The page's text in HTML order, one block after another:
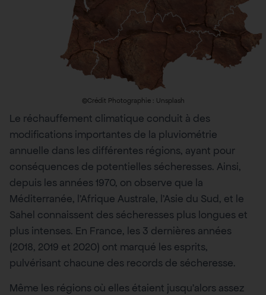
©Crédit Photographie : Unsplash
Le réchauffement climatique conduit à des
modifications importantes de la pluviométrie
annuelle dans les différentes régions, ayant pour
conséquences de potentielles sécheresses. Ainsi,
depuis les années 1970, on observe que la
Méditerranée, l’Afrique Australe, l’Asie du Sud, et le
Sahel connaissent des sécheresses plus longues et
plus intenses. En France, les 3 dernières années
(2018, 2019 et 2020) ont marqué les esprits,
pulvérisant chacune des records de sécheresse.
Même les régions où elles étaient jusqu’alors assez